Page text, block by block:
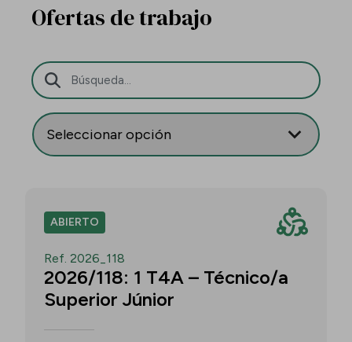
Ofertas de trabajo
Barra de búsqueda
ABIERTO
Ref. 2026_118
2026/118: 1 T4A – Técnico/a
Superior Júnior